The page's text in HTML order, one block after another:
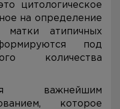
цитологическое
на определение
атипичных
под
количества
важнейшим
которое